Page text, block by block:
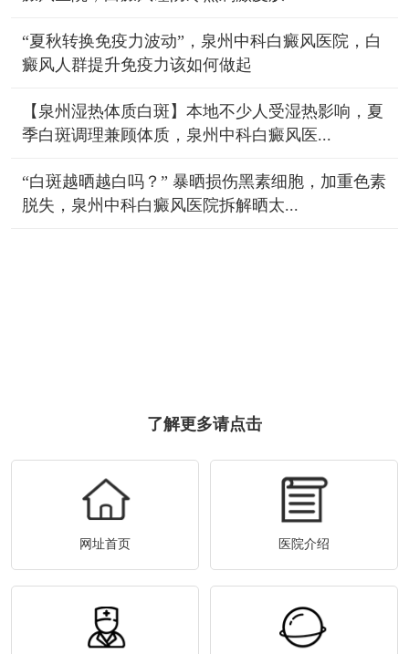
“夏秋转换免疫力波动”，泉州中科白癜风医院，白
癜风人群提升免疫力该如何做起
【泉州湿热体质白斑】本地不少人受湿热影响，夏
季白斑调理兼顾体质，泉州中科白癜风医...
“白斑越晒越白吗？” 暴晒损伤黑素细胞，加重色素
脱失，泉州中科白癜风医院拆解晒太...
了解更多请点击
网址首页 医院介绍